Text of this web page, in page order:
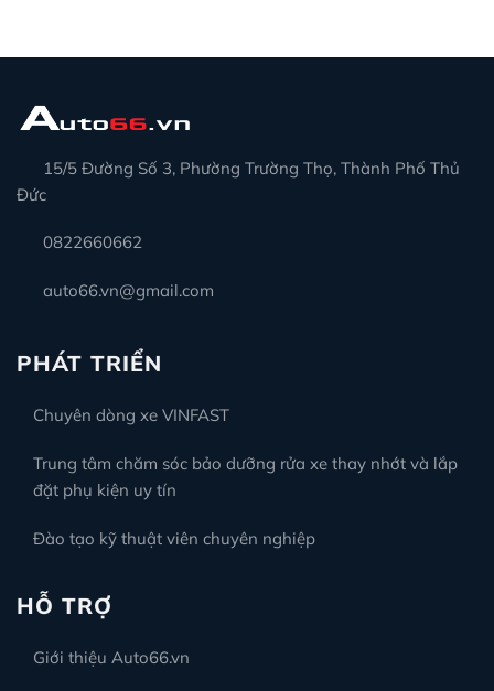
15/5 Đường Số 3, Phường Trường Thọ, Thành Phố Thủ
Đức
0822660662
auto66.vn@gmail.com
PHÁT TRIỂN
Chuyên dòng xe VINFAST
Trung tâm chăm sóc bảo dưỡng rửa xe thay nhớt và lắp
đặt phụ kiện uy tín
Đào tạo kỹ thuật viên chuyên nghiệp
HỖ TRỢ
Giới thiệu Auto66.vn